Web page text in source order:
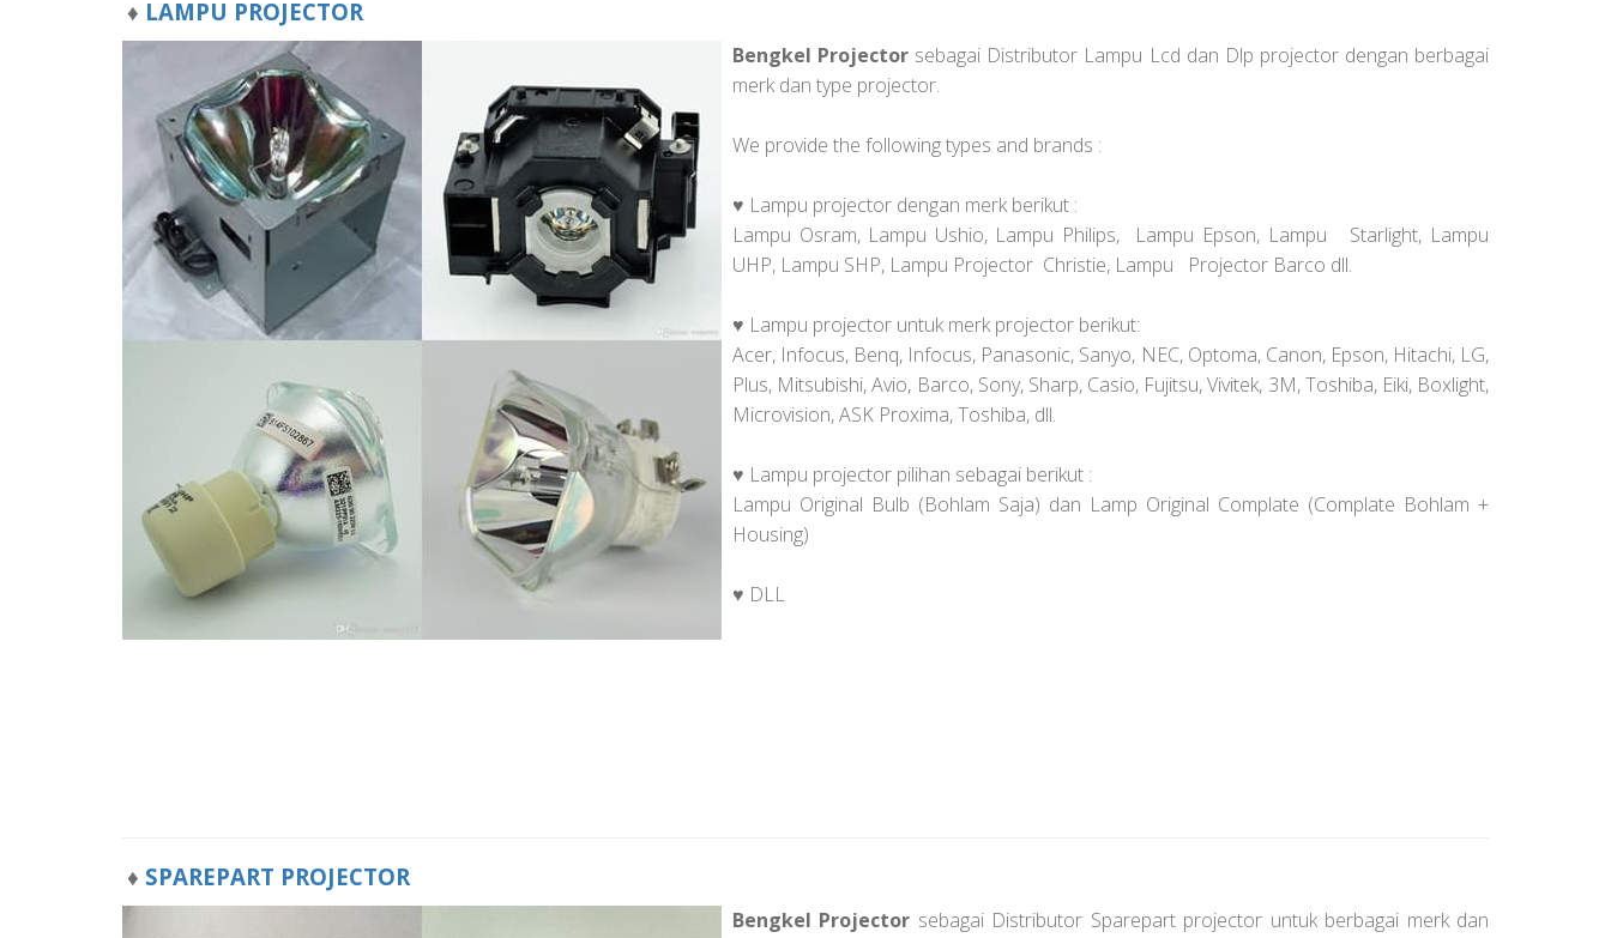
♦ LAMPU PROJECTOR
Bengkel Projector sebagai Distributor Lampu Lcd dan Dlp projector dengan berbagai
merk dan type projector.
We provide the following types and brands :
♥ Lampu projector dengan merk berikut :
Lampu Osram, Lampu Ushio, Lampu Philips, Lampu Epson, Lampu Starlight, Lampu
UHP, Lampu SHP, Lampu Projector Christie, Lampu Projector Barco dll.
♥ Lampu projector untuk merk projector berikut:
Acer, Infocus, Benq, Infocus, Panasonic, Sanyo, NEC, Optoma, Canon, Epson, Hitachi, LG,
Plus, Mitsubishi, Avio, Barco, Sony, Sharp, Casio, Fujitsu, Vivitek, 3M, Toshiba, Eiki, Boxlight,
Microvision, ASK Proxima, Toshiba, dll.
♥ Lampu projector pilihan sebagai berikut :
Lampu Original Bulb (Bohlam Saja) dan Lamp Original Complate (Complate Bohlam +
Housing)
♥ DLL
♦ SPAREPART PROJECTOR
Bengkel Projector sebagai Distributor Sparepart projector untuk berbagai merk dan